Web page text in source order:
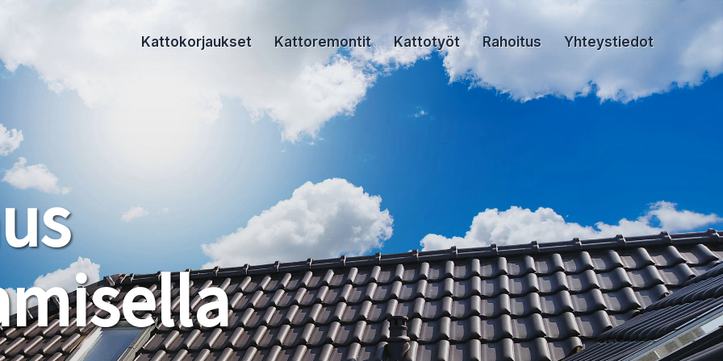
Kattokorjaukset Kattoremontit Kattotyöt Rahoitus Yhteystiedot